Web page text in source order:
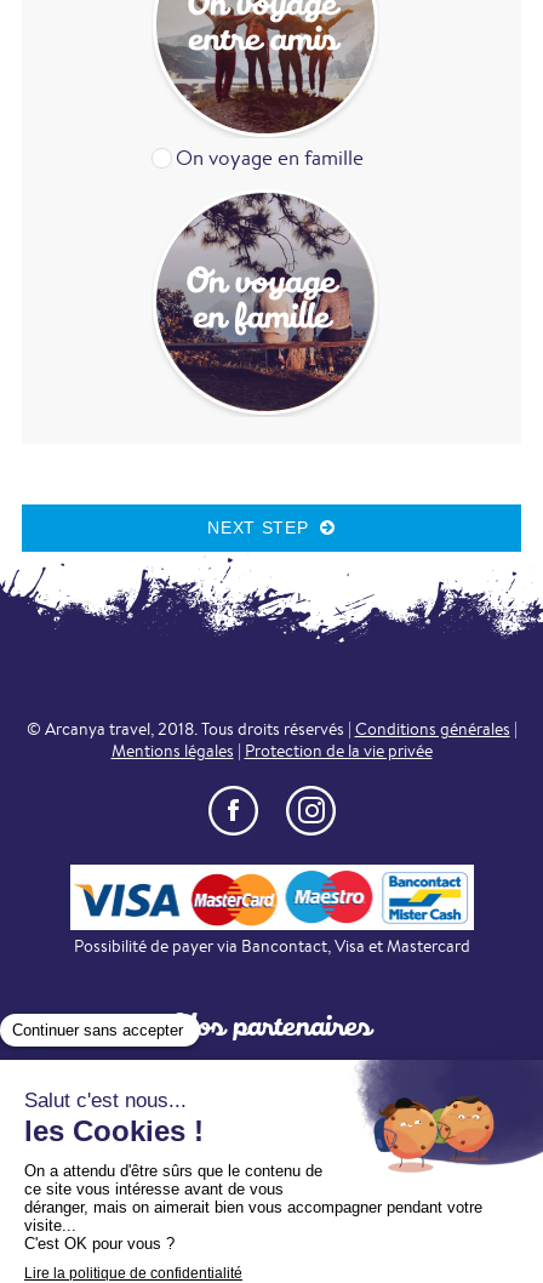
On voyage en famille
NEXT STEP
© Arcanya travel, 2018. Tous droits réservés | Conditions générales |
Mentions légales | Protection de la vie privée
Possibilité de payer via Bancontact, Visa et Mastercard
Nos partenaires